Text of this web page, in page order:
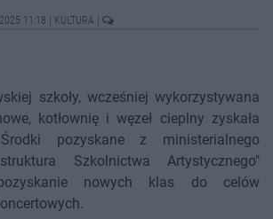
11:18 KULTURA
szkoły, wcześniej wykorzystywana
kotłownię i węzeł cieplny zyskała
pozyskane z ministerialnego
Szkolnictwa Artystycznego"
nowych klas do celów